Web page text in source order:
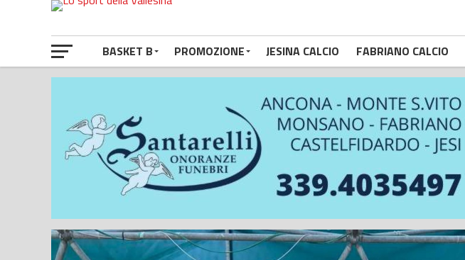
BASKET B PROMOZIONE JESINA CALCIO FABRIANO CALCIO